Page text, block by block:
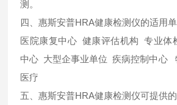
测。
四、惠斯安普HRA健康检测仪的适用
医院康复中心 健康评估机构 专业体
中心 大型企事业单位 疾病控制中心
医疗
五、惠斯安普HRA健康检测仪可提供的